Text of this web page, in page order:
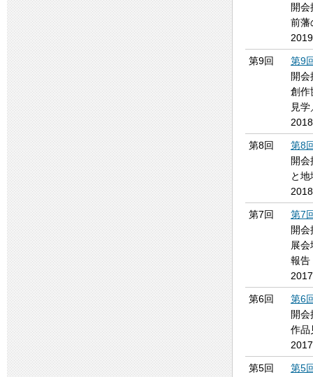
開
前藩
第9回
第9
開会
創作
見
第8回
第8
開
と
第7回
第7
開会
展
報告
第6回
第6
開
作品
第5回
第5